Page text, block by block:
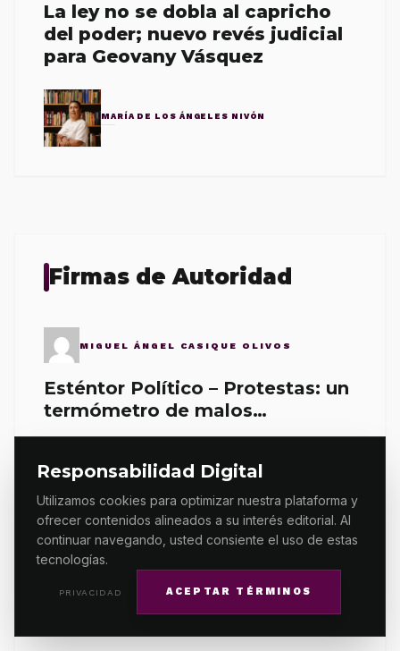
Responsabilidad Digital
Utilizamos cookies para optimizar nuestra plataforma y
ofrecer contenidos alineados a su interés editorial. Al
continuar navegando, usted consiente el uso de estas
tecnologías.
PRIVACIDAD ACEPTAR TÉRMINOS
La ley no se dobla al capricho
del poder; nuevo revés judicial
para Geovany Vásquez
MARÍA DE LOS ÁNGELES NIVÓN
Firmas de Autoridad
MIGUEL ÁNGEL CASIQUE OLIVOS
Esténtor Político – Protestas: un
termómetro de malos
gobernantes
registrado 25 mil protestas, lo…
La caída de Salomón